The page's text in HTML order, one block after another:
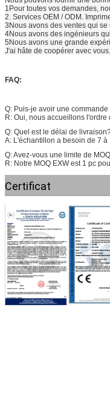
1Pour toutes vos demandes,
2. Services OEM / ODM.
3Nous avons des ventes qui
4Nous avons des ingénieurs
5Nous avons une grande
J'ai hâte de coopérer avec vous.
FAQ:
Q: Puis-je avoir une
R: Oui, nous accueillons
Q: Quel est le délai de
A: L'échantillon a besoin de 7
Q: Avez-vous une limite de
R: Notre MOQ EXW est 1 pc
Q: Comment expédiez-vous
R: Nous expédions
R: Enquête-Confirmation-
Confirmation-Finition.
Q: Comment effectuer ce
R: TT, Paypal, Western Union.
Q: 7. Offrez-vous une garantie
R: Oui, nous offrons une
Q: Acceptez-vous le service
R: Oui, il est disponible.
Certificat